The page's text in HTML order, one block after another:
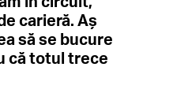
carieră. Aș
să se bucure
că totul trece